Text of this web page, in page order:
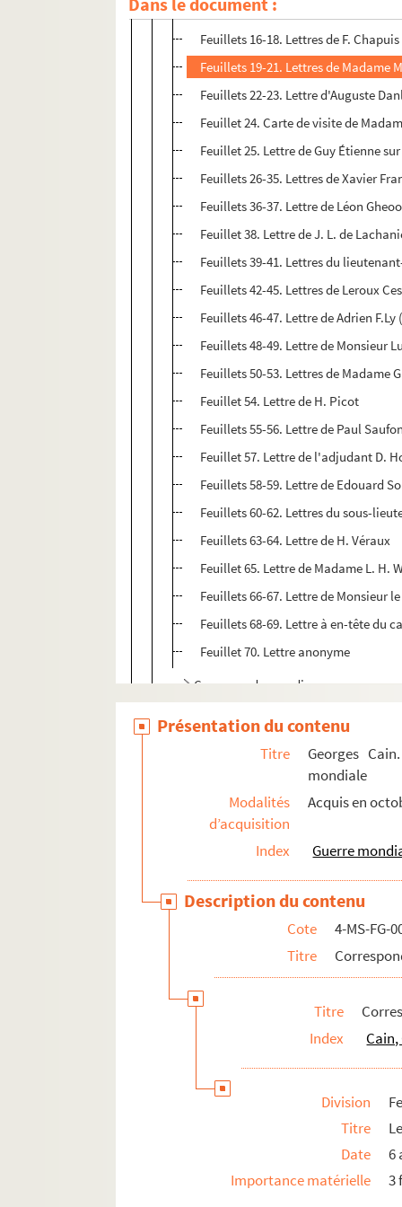
Feuillets 9-15. Lettres de Henri
Feuillets 16-18. Lettres de F. Chapuis
Feuillets 19-21. Lettres de Madame
Feuillets 22-23. Lettre d'Auguste
Feuillet 24. Carte de visite de
Feuillet 25. Lettre de Guy Étienne
Feuillets 26-35. Lettres de Xavier
Feuillets 36-37. Lettre de Léon
Feuillet 38. Lettre de J. L. de
Feuillets 39-41. Lettres du
Feuillets 42-45. Lettres de Leroux
Feuillets 46-47. Lettre de Adrien F.Ly
Feuillets 48-49. Lettre de Monsieur
Feuillets 50-53. Lettres de Madame
Feuillet 54. Lettre de H. Picot
Feuillets 55-56. Lettre de Paul
Feuillet 57. Lettre de l'adjudant D.
Feuillets 58-59. Lettre de Edouard
Feuillets 60-62. Lettres du sous-
Feuillets 63-64. Lettre de H. Véraux
Feuillet 65. Lettre de Madame L. H.
Feuillets 66-67. Lettre de Monsieur
Feuillets 68-69. Lettre à en-tête du
Feuillet 70. Lettre anonyme
Correspondances diverses
4-MS-FG-00311. Documents divers
Présentation du contenu
Titre
Georges
mondiale
Modalités
d’acquisition
Acquis en
Index Guerre
Description du contenu
Cote
4-MS-FG-
Titre
Titre
Index
Cain,
Division
Titre
Date
6
Importance matérielle
3